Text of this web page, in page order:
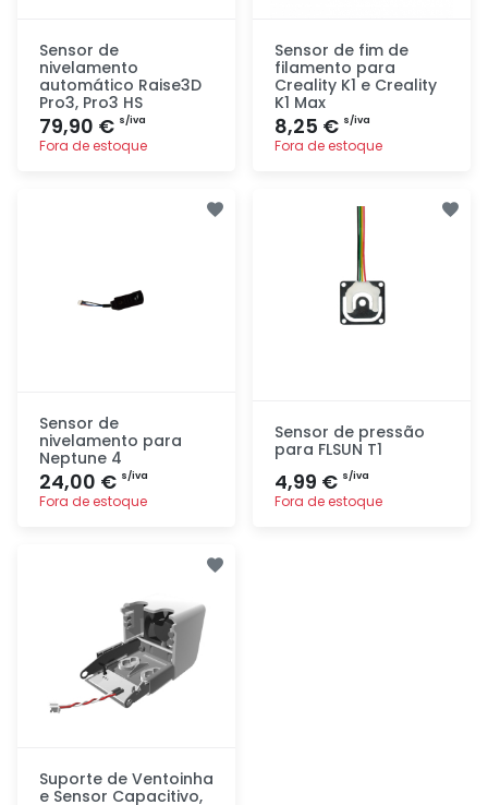
Sensor de
nivelamento
automático Raise3D
Pro3, Pro3 HS
79,90 € s/iva
Fora de estoque
Sensor de fim de
filamento para
Creality K1 e Creality
K1 Max
8,25 € s/iva
Fora de estoque
rapidamente
Sensor de
nivelamento para
Neptune 4
24,00 € s/iva
Fora de estoque
Sensor de pressão
para FLSUN T1
4,99 € s/iva
Fora de estoque
Suporte de Ventoinha
e Sensor Capacitivo,